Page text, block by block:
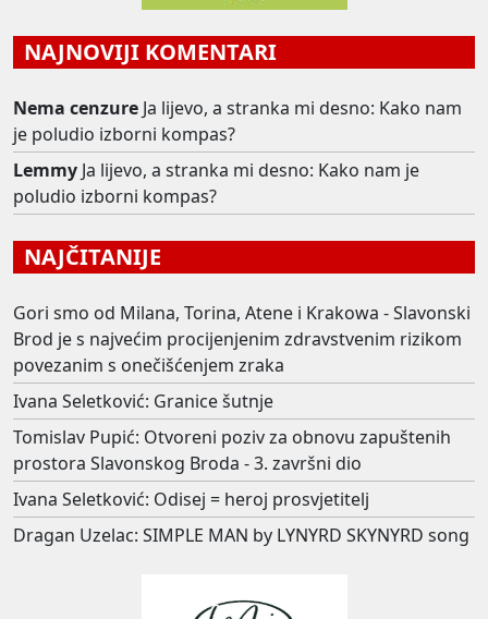
NAJNOVIJI KOMENTARI
Nema cenzure Ja lijevo, a stranka mi desno: Kako nam
je poludio izborni kompas?
Lemmy Ja lijevo, a stranka mi desno: Kako nam je
poludio izborni kompas?
NAJČITANIJE
Gori smo od Milana, Torina, Atene i Krakowa - Slavonski
Brod je s najvećim procijenjenim zdravstvenim rizikom
povezanim s onečišćenjem zraka
Ivana Seletković: Granice šutnje
Tomislav Pupić: Otvoreni poziv za obnovu zapuštenih
prostora Slavonskog Broda - 3. završni dio
Ivana Seletković: Odisej = heroj prosvjetitelj
Dragan Uzelac: SIMPLE MAN by LYNYRD SKYNYRD song